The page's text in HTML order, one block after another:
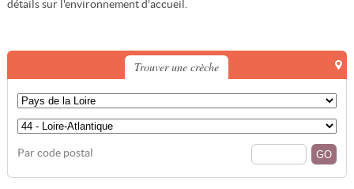
détails sur l'environnement d'accueil.
Trouver une crèche
Par code postal